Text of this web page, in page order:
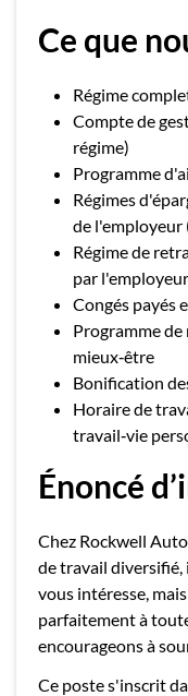
Ce que
Régime
Compte de
régime)
Programme
Régimes
de l'employeur
Régime de
par l'employeur
Congés payés
Programme
mieux‑être
Bonification
Horaire de
travail‑vie
Énoncé
Chez Rockwell
de travail diversifié,
vous intéresse,
parfaitement à
encourageons à
Ce poste s'inscrit